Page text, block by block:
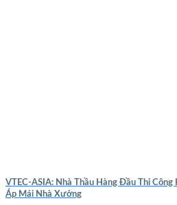
VTEC-ASIA: Nhà Thầu Hàng Đầu Thi
Áp Mái Nhà Xưởng